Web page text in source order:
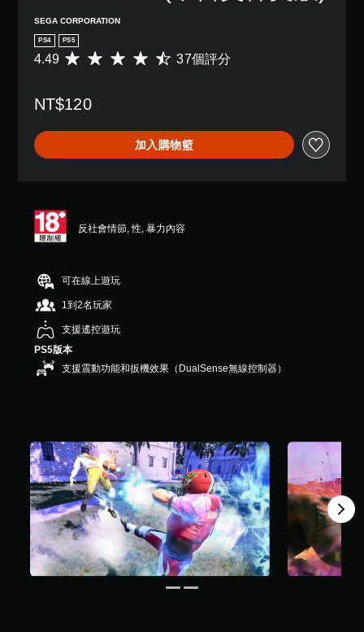
SEGA CORPORATION
PS4 PS5
平
分
4
.
（
滿
顆
）
，
共
3
7
4.49 37個評分
NT$120
加入購物籃
反社會情節, 性, 暴力內容
可在線上遊玩
1到2名玩家
支援遙控遊玩
PS5版本
支援震動功能和扳機效果（DualSense無線控制器）